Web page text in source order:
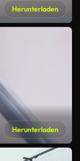
Herunterladen
Herunterladen